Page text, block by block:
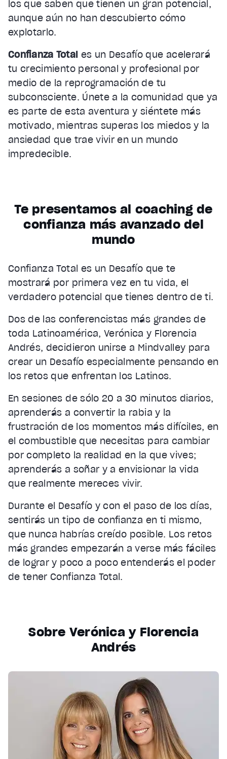
los que saben que tienen un gran potencial,
aunque aún no han descubierto cómo
explotarlo.
Confianza Total es un Desafío que acelerará
tu crecimiento personal y profesional por
medio de la reprogramación de tu
subconsciente. Únete a la comunidad que ya
es parte de esta aventura y siéntete más
motivado, mientras superas los miedos y la
ansiedad que trae vivir en un mundo
impredecible.
Te presentamos al coaching de
confianza más avanzado del
mundo
Confianza Total es un Desafío que te
mostrará por primera vez en tu vida, el
verdadero potencial que tienes dentro de ti.
Dos de las conferencistas más grandes de
toda Latinoamérica, Verónica y Florencia
Andrés, decidieron unirse a Mindvalley para
crear un Desafío especialmente pensando en
los retos que enfrentan los Latinos.
En sesiones de sólo 20 a 30 minutos diarios,
aprenderás a convertir la rabia y la
frustración de los momentos más difíciles, en
el combustible que necesitas para cambiar
por completo la realidad en la que vives;
aprenderás a soñar y a envisionar la vida
que realmente mereces vivir.
Durante el Desafío y con el paso de los días,
sentirás un tipo de confianza en ti mismo,
que nunca habrías creído posible. Los retos
más grandes empezarán a verse más fáciles
de lograr y poco a poco entenderás el poder
de tener Confianza Total.
Sobre Verónica y Florencia
Andrés